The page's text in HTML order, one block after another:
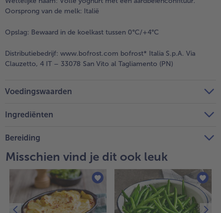
Oorsprong van de melk: Italië
Opslag: Bewaard in de koelkast tussen 0°C/+4°C
Distributiebedrijf: www.bofrost.com bofrost* Italia S.p.A. Via
Clauzetto, 4 IT – 33078 San Vito al Tagliamento (PN)
Voedingswaarden
Ingrediënten
Bereiding
Misschien vind je dit ook leuk